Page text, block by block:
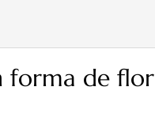
forma de flor